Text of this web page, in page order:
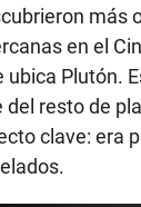
más
en el
ubica Plutón.
resto de
clave: era